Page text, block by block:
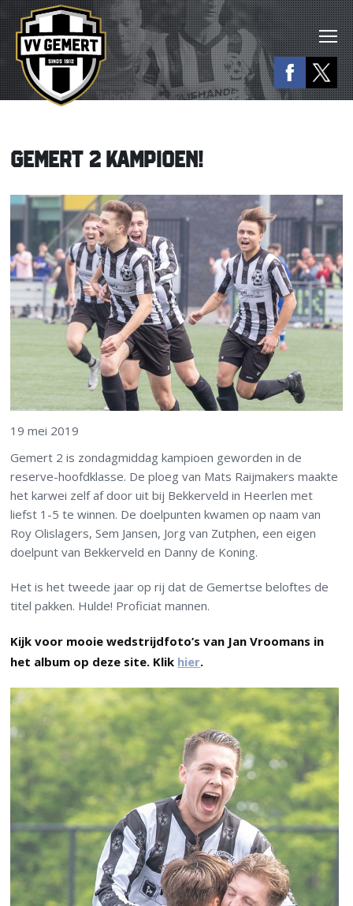
GEMERT 2 KAMPIOEN!
19 mei 2019
Gemert 2 is zondagmiddag kampioen geworden in de
reserve-hoofdklasse. De ploeg van Mats Raijmakers maakte
het karwei zelf af door uit bij Bekkerveld in Heerlen met
liefst 1-5 te winnen. De doelpunten kwamen op naam van
Roy Olislagers, Sem Jansen, Jorg van Zutphen, een eigen
doelpunt van Bekkerveld en Danny de Koning.
Het is het tweede jaar op rij dat de Gemertse beloftes de
titel pakken. Hulde! Proficiat mannen.
Kijk voor mooie wedstrijdfoto’s van Jan Vroomans in
het album op deze site. Klik hier.